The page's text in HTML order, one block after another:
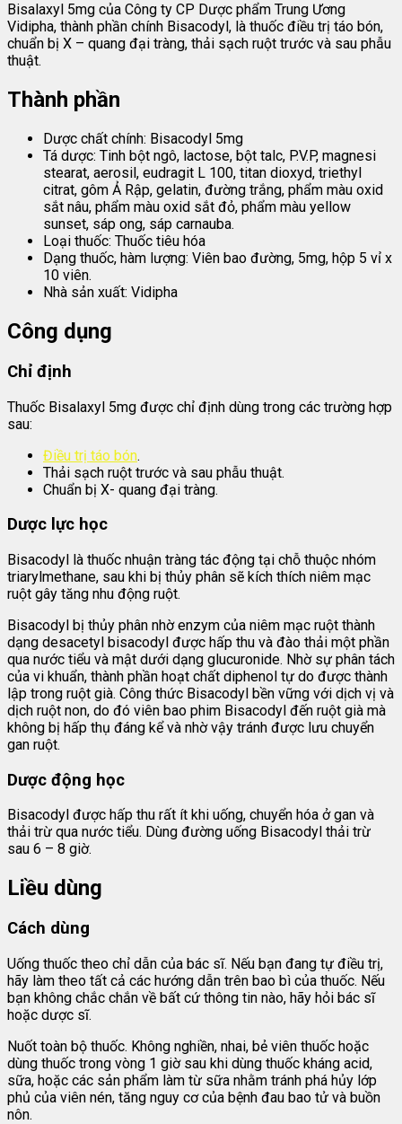
Bisalaxyl 5mg của Công ty CP Dược phẩm Trung Ương
Vidipha, thành phần chính Bisacodyl, là thuốc điều trị táo bón,
chuẩn bị X – quang đại tràng, thải sạch ruột trước và sau phẫu
thuật.
Thành phần
Dược chất chính: Bisacodyl 5mg
Tá dược: Tinh bột ngô, lactose, bột talc, P.V.P, magnesi
stearat, aerosil, eudragit L 100, titan dioxyd, triethyl
citrat, gôm Ả Rập, gelatin, đường trắng, phẩm màu oxid
sắt nâu, phẩm màu oxid sắt đỏ, phẩm màu yellow
sunset, sáp ong, sáp carnauba.
Loại thuốc: Thuốc tiêu hóa
Dạng thuốc, hàm lượng: Viên bao đường, 5mg, hộp 5 vỉ x
10 viên.
Nhà sản xuất: Vidipha
Công dụng
Chỉ định
Thuốc Bisalaxyl 5mg được chỉ định dùng trong các trường hợp
sau:
Điều trị táo bón.
Thải sạch ruột trước và sau phẫu thuật.
Chuẩn bị X- quang đại tràng.
Dược lực học
Bisacodyl là thuốc nhuận tràng tác động tại chỗ thuộc nhóm
triarylmethane, sau khi bị thủy phân sẽ kích thích niêm mạc
ruột gây tăng nhu động ruột.
Bisacodyl bị thủy phân nhờ enzym của niêm mạc ruột thành
dạng desacetyl bisacodyl được hấp thu và đào thải một phần
qua nước tiểu và mật dưới dạng glucuronide. Nhờ sự phân tách
của vi khuẩn, thành phần hoạt chất diphenol tự do được thành
lập trong ruột già. Công thức Bisacodyl bền vững với dịch vị và
dịch ruột non, do đó viên bao phim Bisacodyl đến ruột già mà
không bị hấp thụ đáng kể và nhờ vậy tránh được lưu chuyển
gan ruột.
Dược động học
Bisacodyl được hấp thu rất ít khi uống, chuyển hóa ở gan và
thải trừ qua nước tiểu. Dùng đường uống Bisacodyl thải trừ
sau 6 – 8 giờ.
Liều dùng
Cách dùng
Uống thuốc theo chỉ dẫn của bác sĩ. Nếu bạn đang tự điều trị,
hãy làm theo tất cả các hướng dẫn trên bao bì của thuốc. Nếu
bạn không chắc chắn về bất cứ thông tin nào, hãy hỏi bác sĩ
hoặc dược sĩ.
Nuốt toàn bộ thuốc. Không nghiền, nhai, bẻ viên thuốc hoặc
dùng thuốc trong vòng 1 giờ sau khi dùng thuốc kháng acid,
sữa, hoặc các sản phẩm làm từ sữa nhằm tránh phá hủy lớp
phủ của viên nén, tăng nguy cơ của bệnh đau bao tử và buồn
nôn.